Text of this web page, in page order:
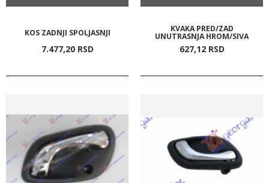
KOS ZADNJI SPOLJASNJI
7.477,20 RSD
KVAKA PRED/ZAD
UNUTRASNJA HROM/SIVA
627,12 RSD